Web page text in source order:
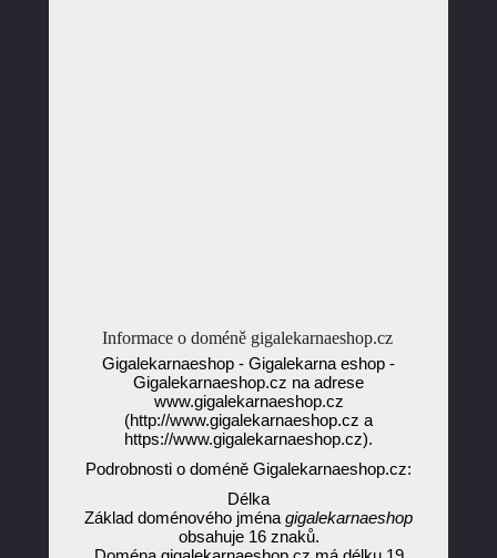
Informace o doméně gigalekarnaeshop.cz
Gigalekarnaeshop - Gigalekarna eshop -
Gigalekarnaeshop.cz na adrese
www.gigalekarnaeshop.cz
(http://www.gigalekarnaeshop.cz a
https://www.gigalekarnaeshop.cz).
Podrobnosti o doméně Gigalekarnaeshop.cz:
Délka
Základ doménového jména gigalekarnaeshop
obsahuje 16 znaků.